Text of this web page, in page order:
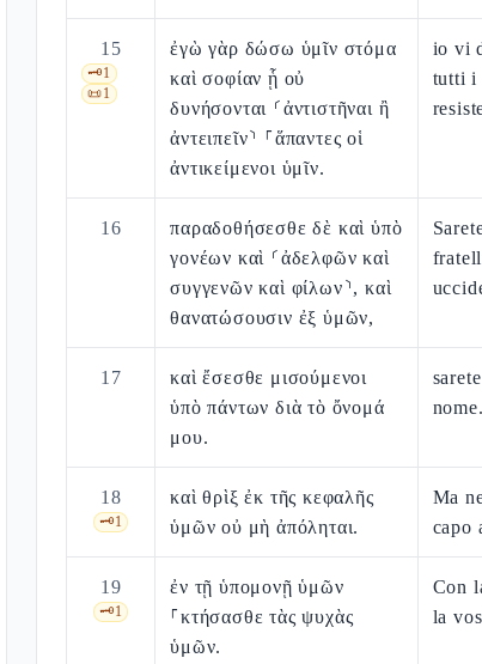
15
🗝️1
📜1
ἐγὼ γὰρ δώσω ὑμῖν στόμα
καὶ σοφίαν ᾗ οὐ
δυνήσονται ⸂ἀντιστῆναι ἢ
ἀντειπεῖν⸃ ⸀ἅπαντες οἱ
ἀντικείμενοι ὑμῖν.
io vi
tutti i
16
παραδοθήσεσθε δὲ καὶ ὑπὸ
γονέων καὶ ⸂ἀδελφῶν καὶ
συγγενῶν καὶ φίλων⸃, καὶ
θανατώσουσιν ἐξ ὑμῶν,
17
καὶ ἔσεσθε μισούμενοι
ὑπὸ πάντων διὰ τὸ ὄνομά
μου.
nome.
18
🗝️1
καὶ θρὶξ ἐκ τῆς κεφαλῆς
ὑμῶν οὐ μὴ ἀπόληται.
Ma
capo
19
🗝️1
ἐν τῇ ὑπομονῇ ὑμῶν
⸀κτήσασθε τὰς ψυχὰς
ὑμῶν.
Con
la